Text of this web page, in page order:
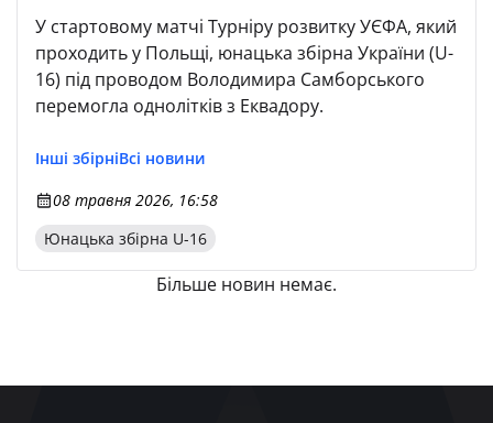
У стартовому матчі Турніру розвитку УЄФА, який
проходить у Польщі, юнацька збірна України (U-
16) під проводом Володимира Самборського
перемогла однолітків з Еквадору.
Інші збірніВсі новини
08 травня 2026, 16:58
Юнацька збірна U-16
Більше новин немає.